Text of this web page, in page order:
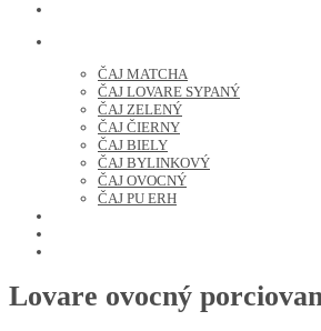
ČAJ MATCHA
ČAJ LOVARE SYPANÝ
ČAJ ZELENÝ
ČAJ ČIERNY
ČAJ BIELY
ČAJ BYLINKOVÝ
ČAJ OVOCNÝ
ČAJ PU ERH
Lovare ovocný